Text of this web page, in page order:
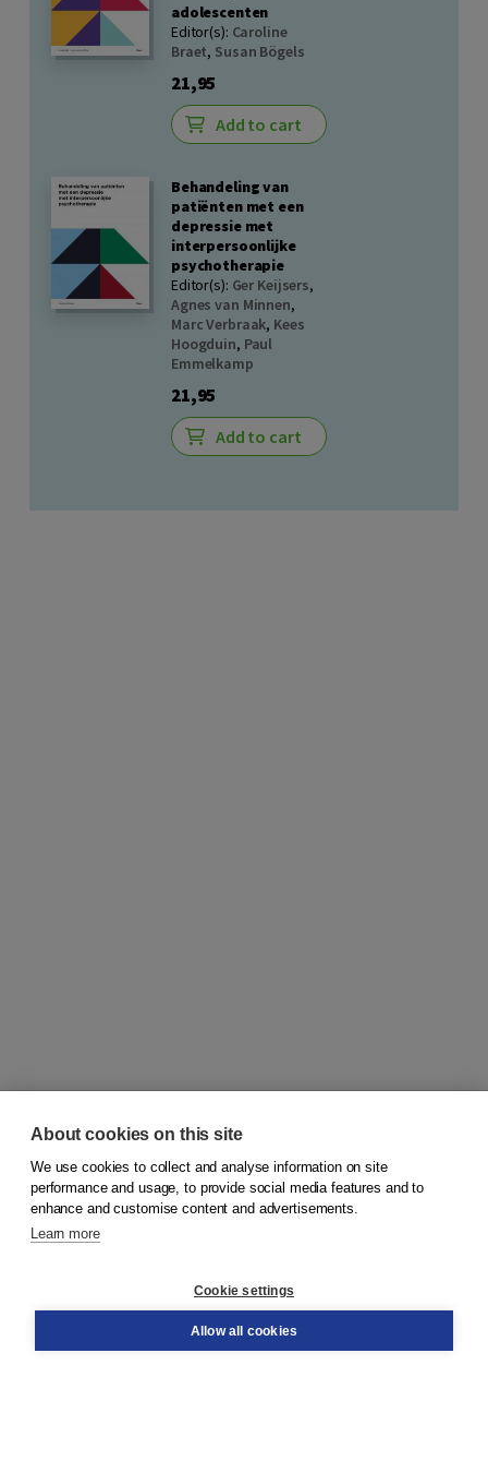
adolescenten
Editor(s): Caroline
Braet, Susan Bögels
21,95
Add to cart
Behandeling van
patiënten met een
depressie met
interpersoonlijke
psychotherapie
Editor(s): Ger Keijsers,
Agnes van Minnen,
Marc Verbraak, Kees
Hoogduin, Paul
Emmelkamp
21,95
Add to cart
© 2026Koninklijke Boom uitgevers
Order
About cookies on this site
We use cookies to collect and analyse information on site
performance and usage, to provide social media features and to
enhance and customise content and advertisements.
Learn more
Cookie settings
Allow all cookies